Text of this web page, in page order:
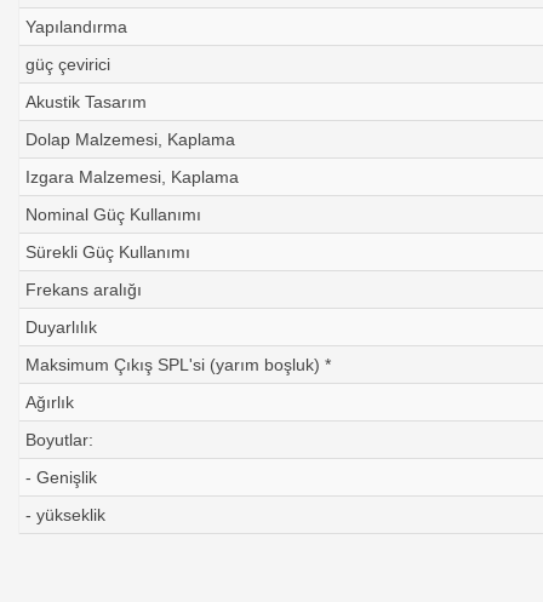
Yapılandırma
güç çevirici
Akustik Tasarım
Dolap Malzemesi, Kaplama
Izgara Malzemesi, Kaplama
Nominal Güç Kullanımı
Sürekli Güç Kullanımı
Frekans aralığı
Duyarlılık
Maksimum Çıkış SPL'si (yarım boşluk) *
Ağırlık
Boyutlar:
- Genişlik
- yükseklik